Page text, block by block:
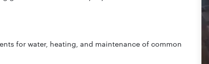
for water, heating, and maintenance of common